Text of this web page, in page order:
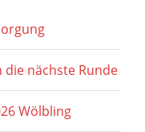
nächste Runde
Wölbling